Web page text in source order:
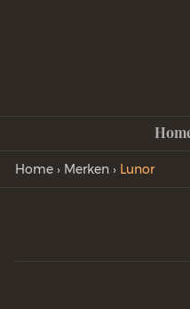
Home› Merken› Lunor